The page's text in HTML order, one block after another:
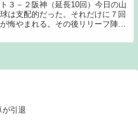
３－２阪神（延長10回）今日の山
は支配的だった。それだけに７回
悔やまれる。その後リリーフ陣が
功した。昨日と全く同じシチュエ
が引退